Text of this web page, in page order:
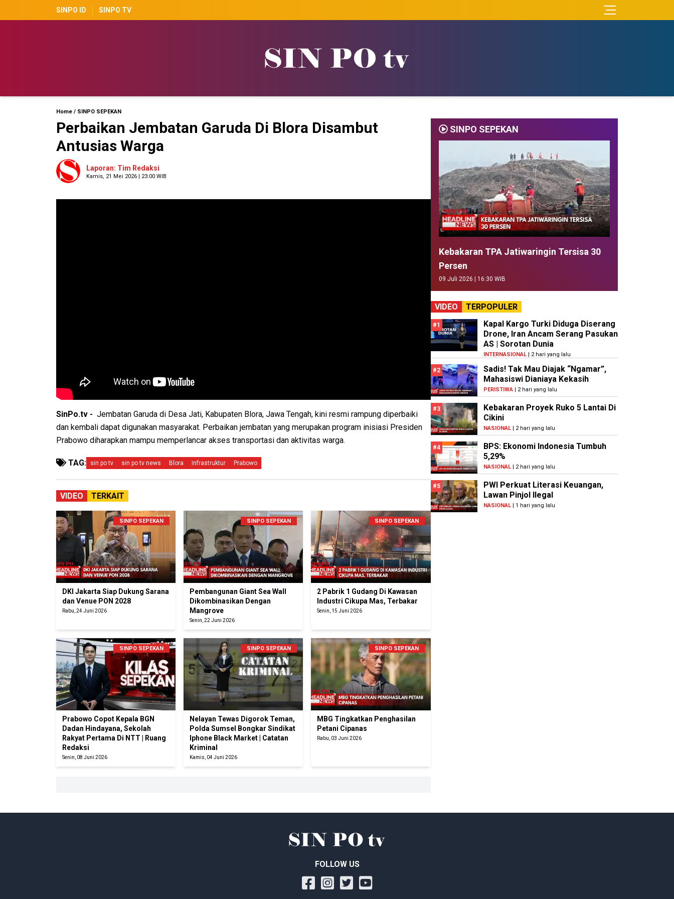
SINPO ID SINPO TV
Home / SINPO SEPEKAN
Perbaikan Jembatan Garuda Di Blora Disambut
Antusias Warga
Laporan: Tim Redaksi
Kamis, 21 Mei 2026 | 23:00 WIB
SinPo.tv - Jembatan Garuda di Desa Jati, Kabupaten Blora, Jawa Tengah, kini resmi rampung diperbaiki
dan kembali dapat digunakan masyarakat. Perbaikan jembatan yang merupakan program inisiasi Presiden
Prabowo diharapkan mampu memperlancar akses transportasi dan aktivitas warga.
TAG: sin po tv sin po tv news Blora Infrastruktur Prabowo
VIDEO TERKAIT
SINPO SEPEKAN
DKI Jakarta Siap Dukung Sarana
dan Venue PON 2028
Rabu, 24 Juni 2026
SINPO SEPEKAN
Pembangunan Giant Sea Wall
Dikombinasikan Dengan
Mangrove
Senin, 22 Juni 2026
SINPO SEPEKAN
2 Pabrik 1 Gudang Di Kawasan
Industri Cikupa Mas, Terbakar
Senin, 15 Juni 2026
SINPO SEPEKAN
Prabowo Copot Kepala BGN
Dadan Hindayana, Sekolah
Rakyat Pertama Di NTT | Ruang
Redaksi
Senin, 08 Juni 2026
SINPO SEPEKAN
Nelayan Tewas Digorok Teman,
Polda Sumsel Bongkar Sindikat
Iphone Black Market | Catatan
Kriminal
Kamis, 04 Juni 2026
SINPO SEPEKAN
MBG Tingkatkan Penghasilan
Petani Cipanas
Rabu, 03 Juni 2026
SINPO SEPEKAN
Kebakaran TPA Jatiwaringin Tersisa 30
Persen
09 Juli 2026 | 16:30 WIB
VIDEO TERPOPULER
#1
Kapal Kargo Turki Diduga Diserang
Drone, Iran Ancam Serang Pasukan
AS | Sorotan Dunia
INTERNASIONAL| 2 hari yang lalu
#2
Sadis! Tak Mau Diajak “Ngamar”,
Mahasiswi Dianiaya Kekasih
PERISTIWA| 2 hari yang lalu
#3
Kebakaran Proyek Ruko 5 Lantai Di
Cikini
NASIONAL| 2 hari yang lalu
#4
BPS: Ekonomi Indonesia Tumbuh
5,29%
NASIONAL| 2 hari yang lalu
#5
PWI Perkuat Literasi Keuangan,
Lawan Pinjol Ilegal
NASIONAL| 1 hari yang lalu
FOLLOW US